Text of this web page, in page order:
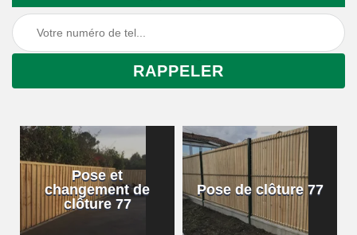
Pose et
changement de
clôture 77
Pose de clôture 77